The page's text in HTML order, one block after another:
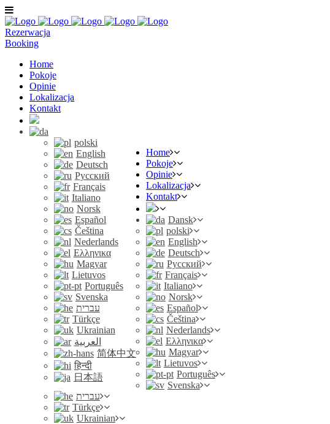
Rezerwacja
Booking
Home
Pokoje
Opinie
Lokalizacja
Kontakt
polski
English
Deutsch
Русский
Français
Italiano
Norsk
Español
Čeština
Nederlands
Ελληνικα
Magyar
Lietuvos
Português
Svenska
עברית
Türkçe
Ukrainian
العربية
简体中文
हिन्दी
日本語
Home
Pokoje
Opinie
Lokalizacja
Kontakt
Dansk
polski
English
Deutsch
Русский
Français
Italiano
Norsk
Español
Čeština
Nederlands
Ελληνικα
Magyar
Lietuvos
Português
Svenska
עברית
Türkçe
Ukrainian